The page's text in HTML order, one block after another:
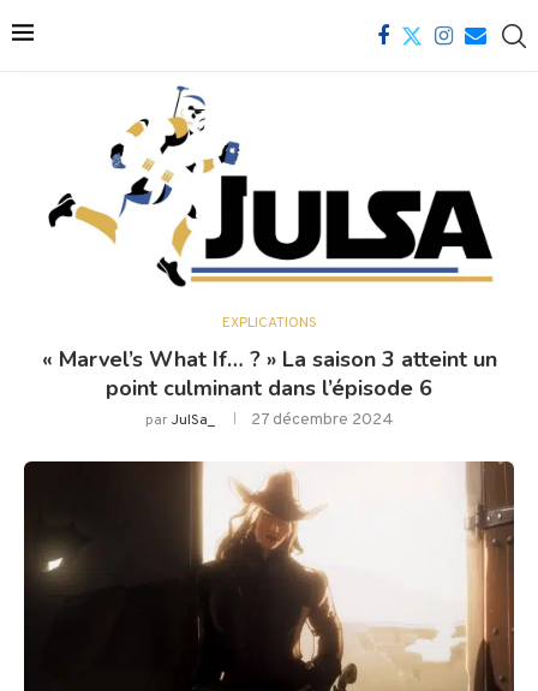
EXPLICATIONS
« Marvel’s What If… ? » La saison 3 atteint un
point culminant dans l’épisode 6
parJulSa_ 27 décembre 2024